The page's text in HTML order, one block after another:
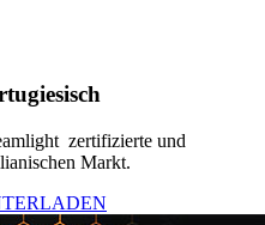
zertifizierte und
Markt.